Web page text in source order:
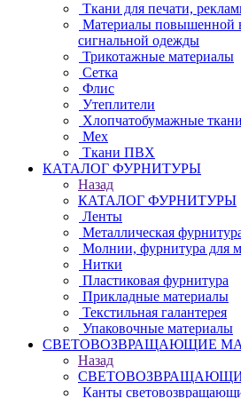
Ткани для печати,
Материалы повышенной
сигнальной одежды
Трикотажные материалы
Сетка
Флис
Утеплители
Хлопчатобумажные
Мех
Ткани ПВХ
КАТАЛОГ ФУРНИТУРЫ
Назад
КАТАЛОГ ФУРНИТУРЫ
Ленты
Металлическая
Молнии, фурнитура для
Нитки
Пластиковая фурнитура
Прикладные материалы
Текстильная галантерея
Упаковочные материалы
СВЕТОВОЗВРАЩАЮЩИЕ
Назад
Канты